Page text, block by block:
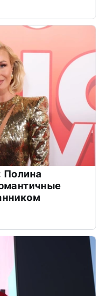
Полина